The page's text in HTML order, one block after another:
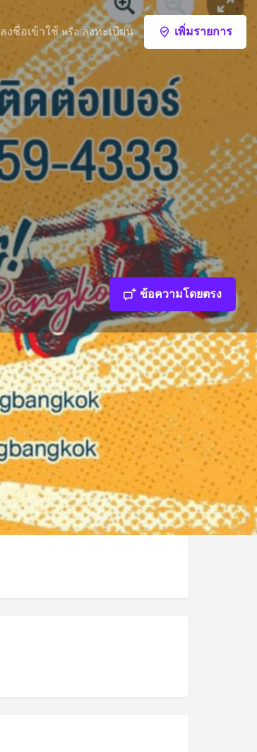
ลงชื่อเข้าใช้ หรือ ลงทะเบียน เพิ่มรายการ
ข้อความโดยตรง
คุณสมบัติ 0
แบ่งปัน รายงาน
เวลาเปิดทำการวันนี้: 18:00 - 02:00